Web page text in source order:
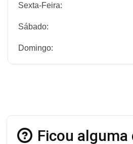
Sexta-Feira:
Sábado:
Domingo:
Ficou alguma